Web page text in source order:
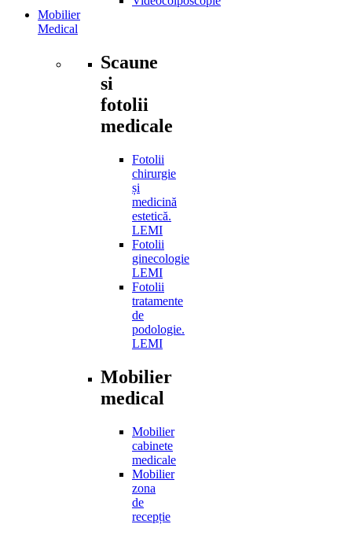
Mobilier
Medical
Scaune
si
fotolii
medicale
Fotolii
chirurgie
și
medicină
estetică.
LEMI
Fotolii
ginecologie
LEMI
Fotolii
tratamente
de
podologie.
LEMI
Mobilier
medical
Mobilier
cabinete
medicale
Mobilier
zona
de
recepție